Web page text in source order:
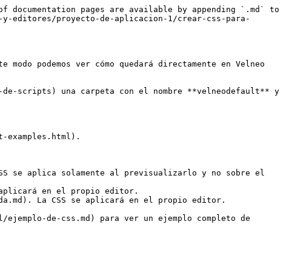
pages are available by appending `.md` to
editores/proyecto-de-aplicacion-1/crear-css-para-
podemos ver cómo quedará directamente en Velneo
scripts) una carpeta con el nombre **velneodefault** y
se aplica solamente al previsualizarlo y no sobre el
en el propio editor.
La CSS se aplicará en el propio editor.
de-css.md) para ver un ejemplo completo de